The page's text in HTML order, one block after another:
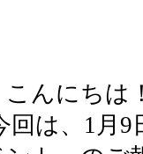
んにちは
回は、1月